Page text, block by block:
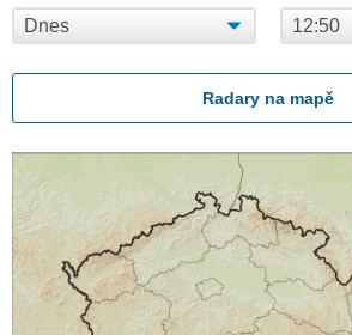
Radary na mapě